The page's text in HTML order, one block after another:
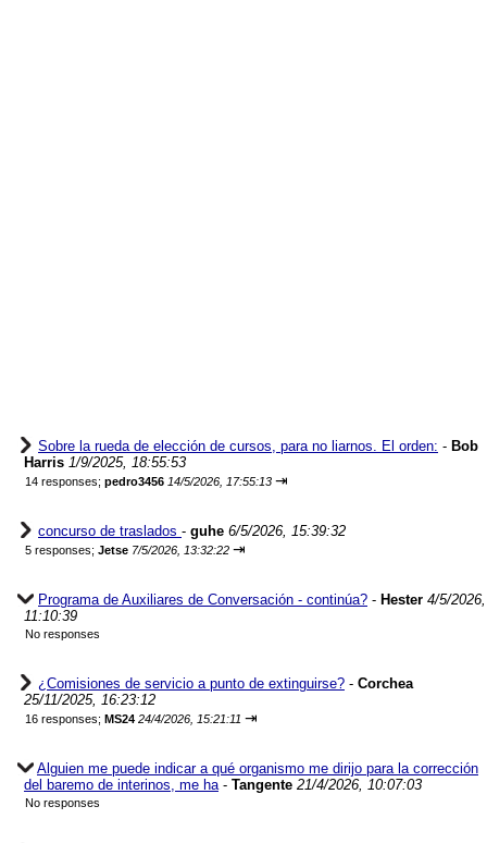
Sobre la rueda de elección de cursos, para no liarnos. El orden: - Bob
Harris 1/9/2025, 18:55:53
14 responses; pedro3456 14/5/2026, 17:55:13 ⇥
concurso de traslados - guhe 6/5/2026, 15:39:32
5 responses; Jetse 7/5/2026, 13:32:22 ⇥
Programa de Auxiliares de Conversación - continúa? - Hester 4/5/2026,
11:10:39
No responses
¿Comisiones de servicio a punto de extinguirse? - Corchea
25/11/2025, 16:23:12
16 responses; MS24 24/4/2026, 15:21:11 ⇥
Alguien me puede indicar a qué organismo me dirijo para la corrección
del baremo de interinos, me ha- Tangente 21/4/2026, 10:07:03
No responses